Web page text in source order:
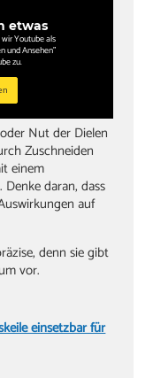
etwas
Youtube als
und Ansehen"
zu.
Nut der Dielen
Zuschneiden
einem
daran, dass
auf
denn sie gibt
vor.
einsetzbar für